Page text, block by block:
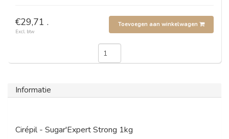
€29,71 .
Excl. btw
Toevoegen aan winkelwagen
Informatie
Cirépil - Sugar'Expert Strong 1kg